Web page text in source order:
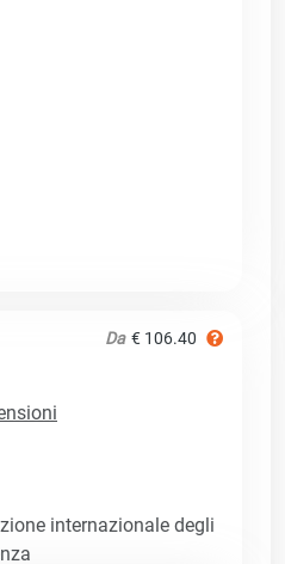
Da € 106.40
internazionale degli